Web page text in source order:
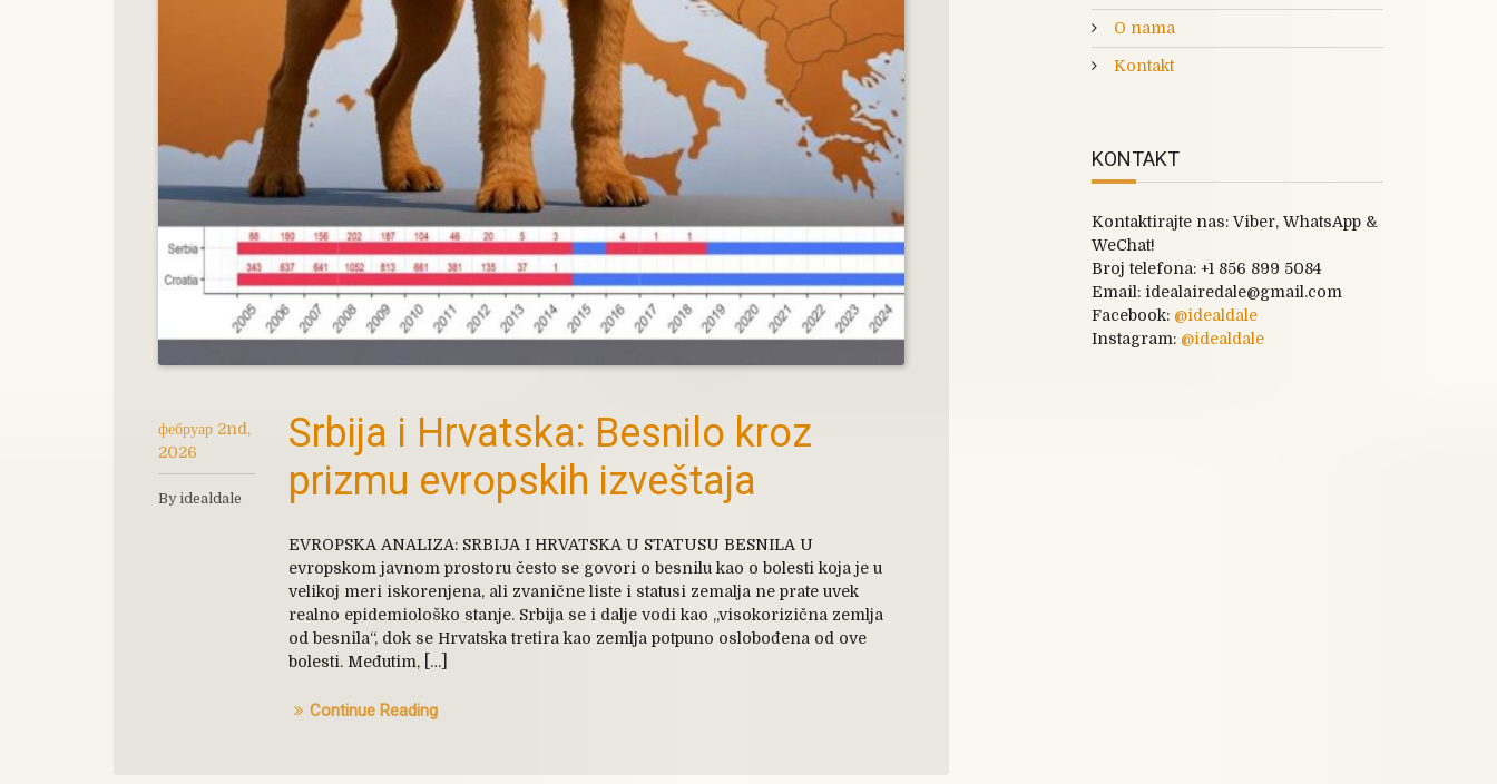
фебруар 2nd,
2026
By idealdale
Srbija i Hrvatska: Besnilo kroz
prizmu evropskih izveštaja
EVROPSKA ANALIZA: SRBIJA I HRVATSKA U STATUSU BESNILA U
evropskom javnom prostoru često se govori o besnilu kao o bolesti koja je u
velikoj meri iskorenjena, ali zvanične liste i statusi zemalja ne prate uvek
realno epidemiološko stanje. Srbija se i dalje vodi kao „visokorizična zemlja
od besnila“, dok se Hrvatska tretira kao zemlja potpuno oslobođena od ove
bolesti. Međutim, […]
Continue Reading
O nama
Kontakt
KONTAKT
Kontaktirajte nas: Viber, WhatsApp &
WeChat!
Broj telefona: +1 856 899 5084
Email: idealairedale@gmail.com
Facebook: @idealdale
Instagram: @idealdale